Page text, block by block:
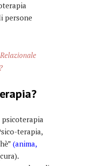
persone
terapia,
(anima,